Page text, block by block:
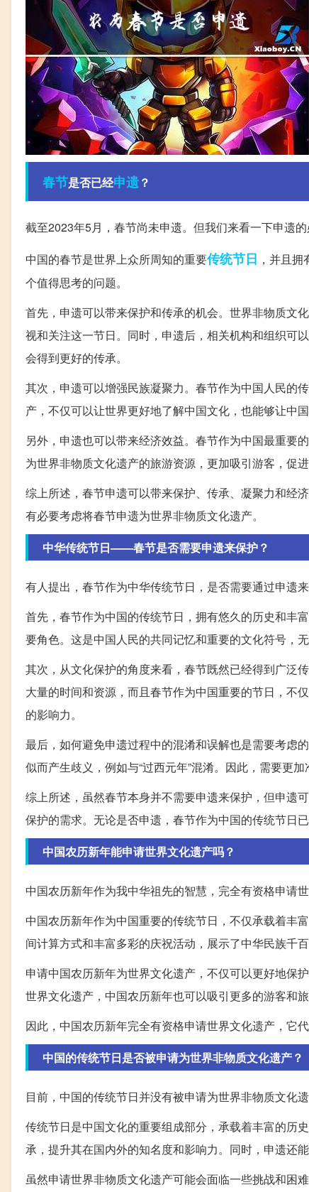
春节是否已经申遗？
截至2023年5月，春节尚未申遗。但我们来看一下申遗的
中国的春节是世界上众所周知的重要传统节日 ，并且
个值得思考的问题。
首先，申遗可以带来保护和传承的机会。世界非物质文
视和关注这一节日。同时，申遗后，相关机构和组织可
会得到更好的传承。
其次，申遗可以增强民族凝聚力。春节作为中国人民的
产，不仅可以让世界更好地了解中国文化，也能够让中
另外，申遗也可以带来经济效益。春节作为中国最重要
为世界非物质文化遗产的旅游资源，更加吸引游客，促
综上所述，春节申遗可以带来保护、传承、凝聚力和经
有必要考虑将春节申遗为世界非物质文化遗产。
中华传统节日——春节是否需要申遗来保护？
有人提出，春节作为中华传统节日，是否需要通过申遗
首先，春节作为中国的传统节日，拥有悠久的历史和丰
要角色。这是中国人民的共同记忆和重要的文化符号，
其次，从文化保护的角度来看，春节既然已经得到广泛
大量的时间和资源，而且春节作为中国重要的节日，不
的影响力。
最后，如何避免申遗过程中的混淆和误解也是需要考虑
似而产生歧义，例如与“过西元年”混淆。因此，需要更
综上所述，虽然春节本身并不需要申遗来保护，但申遗
保护的需求。无论是否申遗，春节作为中国的传统节日
中国农历新年能申请世界文化遗产吗？
中国农历新年作为我中华祖先的智慧，完全有资格申请世
中国农历新年作为中国重要的传统节日，不仅承载着丰
间计算方式和丰富多彩的庆祝活动，展示了中华民族千百
申请中国农历新年为世界文化遗产，不仅可以更好地保
世界文化遗产，中国农历新年也可以吸引更多的游客和
因此，中国农历新年完全有资格申请世界文化遗产，它
中国的传统节日是否被申请为世界非物质文化遗产？
目前，中国的传统节日并没有被申请为世界非物质文化
传统节日是中国文化的重要组成部分，承载着丰富的历
承，提升其在国内外的知名度和影响力。同时，申遗还
虽然申请世界非物质文化遗产可能会面临一些挑战和困